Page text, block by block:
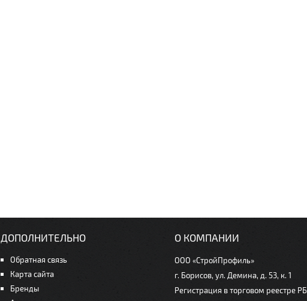
ДОПОЛНИТЕЛЬНО
Обратная связь
Карта сайта
Бренды
О КОМПАНИИ
ООО «СтройПрофиль»
г. Борисов, ул. Демина, д. 53, к. 1
Регистрация в торговом реестре РБ